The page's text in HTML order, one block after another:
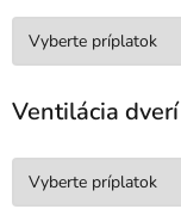
Ventilácia dverí